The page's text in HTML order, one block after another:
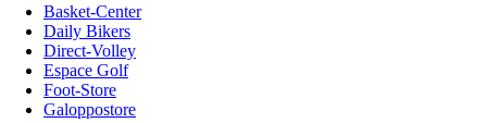
Basket-Center
Daily Bikers
Direct-Volley
Espace Golf
Foot-Store
Galoppostore